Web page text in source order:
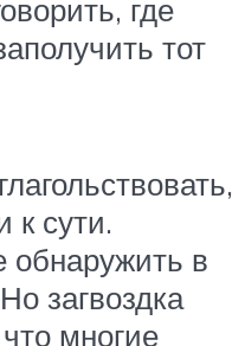
где
тот
к сути.
в
загвоздка
многие